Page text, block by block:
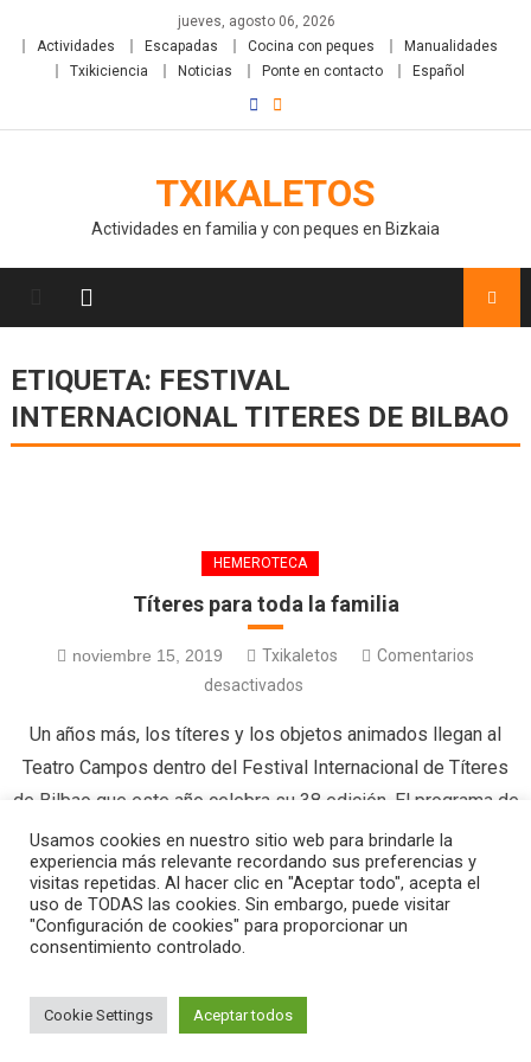
jueves, agosto 06, 2026
Actividades
Escapadas Cocina con peques
Manualidades
Txikiciencia
Noticias Ponte en contacto Español
TXIKALETOS
Actividades en familia y con peques en Bizkaia
ETIQUETA: FESTIVAL
INTERNACIONAL TITERES DE BILBAO
HEMEROTECA
Títeres para toda la familia
noviembre 15, 2019 Txikaletos
Comentarios
desactivados
Un años más, los títeres y los objetos animados llegan al
Teatro Campos dentro del Festival Internacional de Títeres
de Bilbao que este año celebra su 38 edición. El programa de
este año nos presenta nuevas propuestas artísticas
procedentes de diversos países del mundo con
espectáculos que van desde la tradición de las marionetas
de […]
Usamos cookies en nuestro sitio web para brindarle la
experiencia más relevante recordando sus preferencias y
visitas repetidas. Al hacer clic en "Aceptar todo", acepta el
uso de TODAS las cookies. Sin embargo, puede visitar
"Configuración de cookies" para proporcionar un
consentimiento controlado.
Cookie Settings Aceptar todos